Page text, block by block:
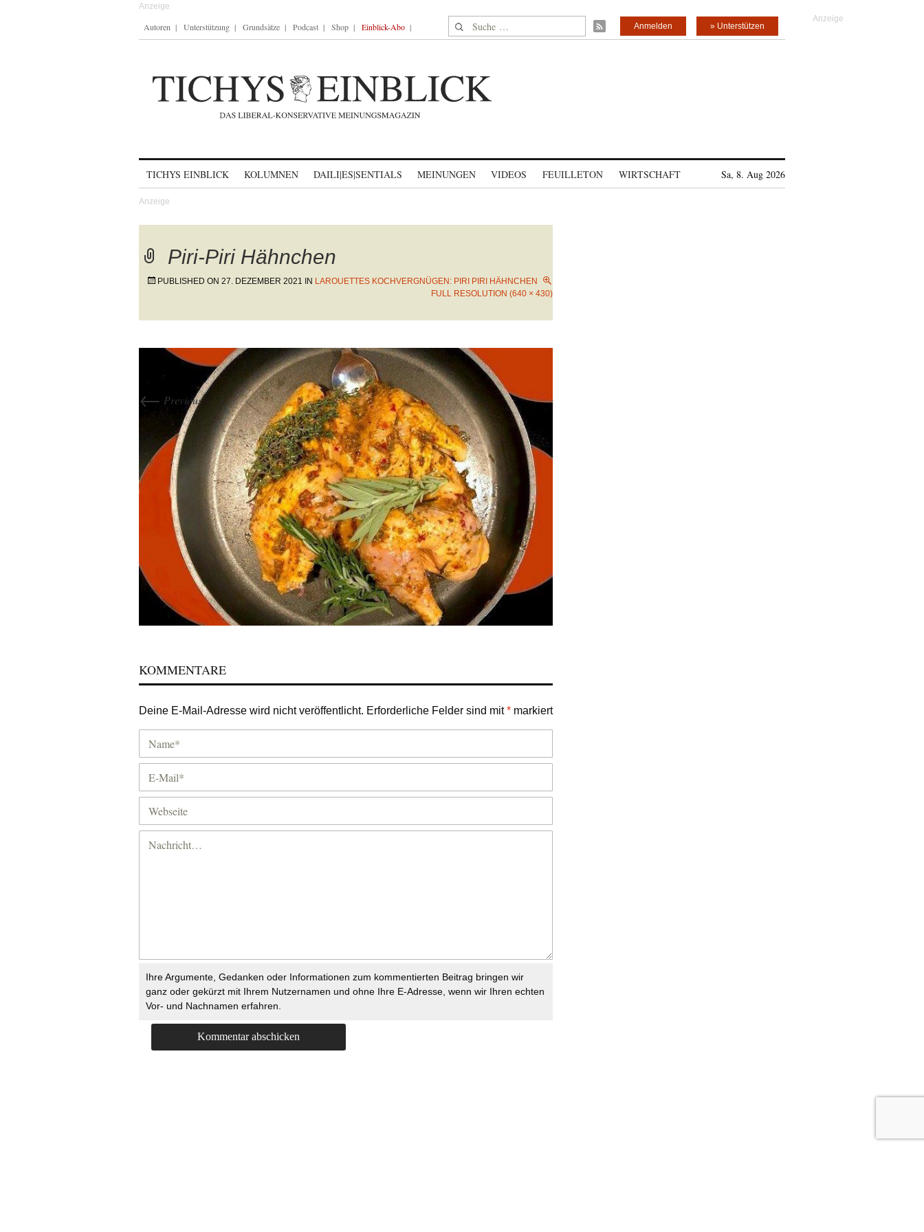
Autoren Unterstützung Grundsätze Podcast Shop Einblick-Abo Suche nach: » Unterstützen
Anmelden
TICHYS EINBLICK KOLUMNEN DAILI|ES|SENTIALS MEINUNGEN VIDEOS FEUILLETON WIRTSCHAFT Sa, 8. Aug 2026
Piri-Piri Hähnchen
PUBLISHED ON 27. DEZEMBER 2021 IN LAROUETTES KOCHVERGNÜGEN: PIRI PIRI HÄHNCHEN
FULL RESOLUTION (640 × 430)
← Previous
KOMMENTARE
Deine E-Mail-Adresse wird nicht veröffentlicht. Erforderliche Felder sind mit* markiert
Ihre Argumente, Gedanken oder Informationen zum kommentierten Beitrag bringen wir
ganz oder gekürzt mit Ihrem Nutzernamen und ohne Ihre E-Adresse, wenn wir Ihren echten
Vor- und Nachnamen erfahren.